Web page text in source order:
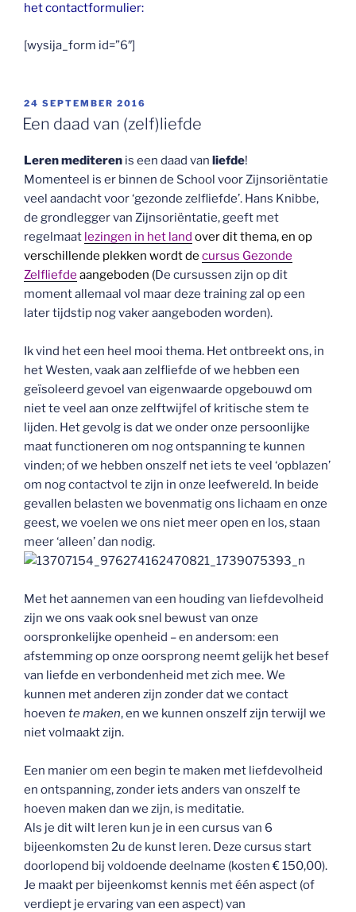
het contactformulier:
[wysija_form id=”6″]
GEPLAATST
OP
24 SEPTEMBER 2016
Een daad van (zelf)liefde
Leren mediteren is een daad van liefde!
Momenteel is er binnen de School voor Zijnsoriëntatie
veel aandacht voor ‘gezonde zelfliefde’. Hans Knibbe,
de grondlegger van Zijnsoriëntatie, geeft met
regelmaat lezingen in het land over dit thema, en op
verschillende plekken wordt de cursus Gezonde
Zelfliefde aangeboden (De cursussen zijn op dit
moment allemaal vol maar deze training zal op een
later tijdstip nog vaker aangeboden worden).
Ik vind het een heel mooi thema. Het ontbreekt ons, in
het Westen, vaak aan zelfliefde of we hebben een
geïsoleerd gevoel van eigenwaarde opgebouwd om
niet te veel aan onze zelftwijfel of kritische stem te
lijden. Het gevolg is dat we onder onze persoonlijke
maat functioneren om nog ontspanning te kunnen
vinden; of we hebben onszelf net iets te veel ‘opblazen’
om nog contactvol te zijn in onze leefwereld. In beide
gevallen belasten we bovenmatig ons lichaam en onze
geest, we voelen we ons niet meer open en los, staan
meer ‘alleen’ dan nodig.
Met het aannemen van een houding van liefdevolheid
zijn we ons vaak ook snel bewust van onze
oorspronkelijke openheid – en andersom: een
afstemming op onze oorsprong neemt gelijk het besef
van liefde en verbondenheid met zich mee. We
kunnen met anderen zijn zonder dat we contact
hoeven te maken, en we kunnen onszelf zijn terwijl we
niet volmaakt zijn.
Een manier om een begin te maken met liefdevolheid
en ontspanning, zonder iets anders van onszelf te
hoeven maken dan we zijn, is meditatie.
Als je dit wilt leren kun je in een cursus van 6
bijeenkomsten 2u de kunst leren. Deze cursus start
doorlopend bij voldoende deelname (kosten € 150,00).
Je maakt per bijeenkomst kennis met één aspect (of
verdiept je ervaring van een aspect) van